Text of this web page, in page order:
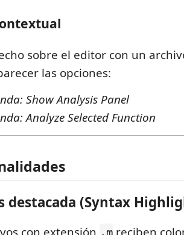
sobre el editor con un
las opciones:
Show Analysis Panel
Analyze Selected Function
destacada (Syntax
.m